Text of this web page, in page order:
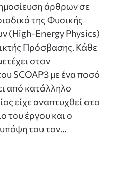
άρθρων σε
της Φυσικής
(High-Energy Physics)
Πρόσβασης. Κάθε
στον
SCOAP3 με ένα ποσό
από κατάλληλο
είχε αναπτυχθεί στο
του έργου και ο
του τον…